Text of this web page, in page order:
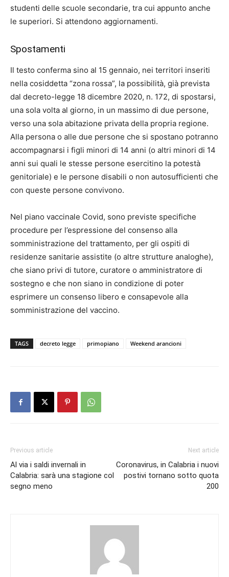
studenti delle scuole secondarie, tra cui appunto anche
le superiori. Si attendono aggiornamenti.
Spostamenti
Il testo conferma sino al 15 gennaio, nei territori inseriti
nella cosiddetta “zona rossa”, la possibilità, già prevista
dal decreto-legge 18 dicembre 2020, n. 172, di spostarsi,
una sola volta al giorno, in un massimo di due persone,
verso una sola abitazione privata della propria regione.
Alla persona o alle due persone che si spostano potranno
accompagnarsi i figli minori di 14 anni (o altri minori di 14
anni sui quali le stesse persone esercitino la potestà
genitoriale) e le persone disabili o non autosufficienti che
con queste persone convivono.
Nel piano vaccinale Covid, sono previste specifiche
procedure per l’espressione del consenso alla
somministrazione del trattamento, per gli ospiti di
residenze sanitarie assistite (o altre strutture analoghe),
che siano privi di tutore, curatore o amministratore di
sostegno e che non siano in condizione di poter
esprimere un consenso libero e consapevole alla
somministrazione del vaccino.
TAGS decreto legge primopiano Weekend arancioni
Previous article
Al via i saldi invernali in
Calabria: sarà una stagione col
segno meno
Next article
Coronavirus, in Calabria i nuovi
postivi tornano sotto quota
200